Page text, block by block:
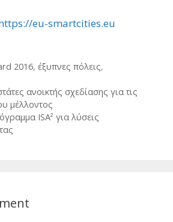
eu-smartcities.eu
2016, έξυπνες πόλεις,
ανοικτής σχεδίασης για τις
μέλλοντος
ISA² για λύσεις